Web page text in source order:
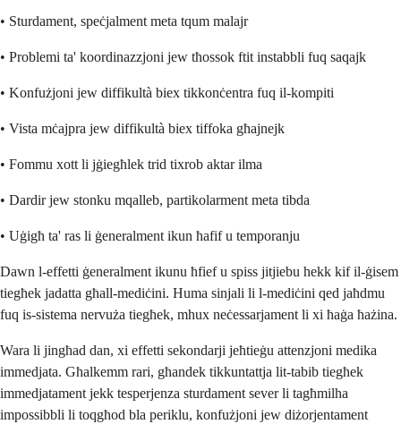
• Sturdament, speċjalment meta tqum malajr
• Problemi ta' koordinazzjoni jew tħossok ftit instabbli fuq saqajk
• Konfużjoni jew diffikultà biex tikkonċentra fuq il-kompiti
• Vista mċajpra jew diffikultà biex tiffoka għajnejk
• Fommu xott li jġiegħlek trid tixrob aktar ilma
• Dardir jew stonku mqalleb, partikolarment meta tibda
• Uġigħ ta' ras li ġeneralment ikun ħafif u temporanju
Dawn l-effetti ġeneralment ikunu ħfief u spiss jitjiebu hekk kif il-ġisem
tiegħek jadatta għall-mediċini. Huma sinjali li l-mediċini qed jaħdmu
fuq is-sistema nervuża tiegħek, mhux neċessarjament li xi ħaġa ħażina.
Wara li jingħad dan, xi effetti sekondarji jeħtieġu attenzjoni medika
immedjata. Għalkemm rari, għandek tikkuntattja lit-tabib tiegħek
immedjatament jekk tesperjenza sturdament sever li tagħmilha
impossibbli li toqgħod bla periklu, konfużjoni jew diżorjentament